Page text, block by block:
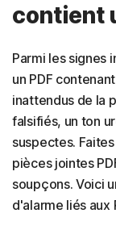
contient
Parmi les signes
un PDF
inattendus de la
falsifiés, un ton
suspectes.
pièces jointes
soupçons. Voici
d'alarme liés aux